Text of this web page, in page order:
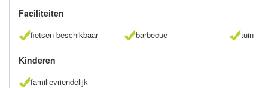
Faciliteiten
fietsen beschikbaar barbecue tuin
Kinderen
familievriendelijk